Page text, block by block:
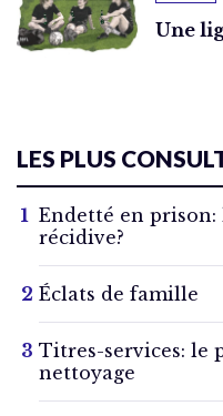
Une
LES PLUS
Endetté en prison:
récidive?
Éclats de famille
Titres-services: le
nettoyage